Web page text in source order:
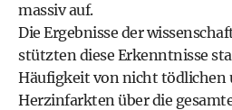
massiv auf.
Die Ergebnisse der
stützten diese Erkenntnisse
Häufigkeit von nicht tödlichen
Herzinfarkten über die